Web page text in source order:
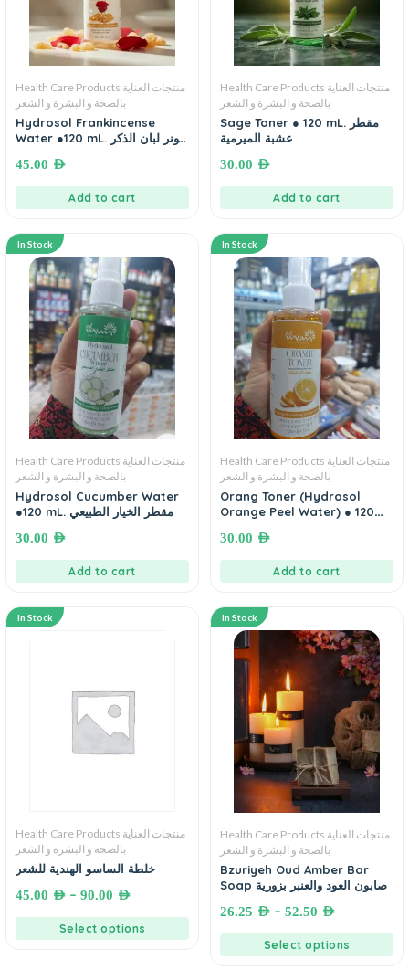
Health Care Products منتجات العناية
بالصحة و البشرة و الشعر
Hydrosol Frankincense
Water ●120 mL. تونر لبان الذكر
45.00 AED
Add to cart
Health Care Products منتجات العناية
بالصحة و البشرة و الشعر
Sage Toner ● 120 mL. مقطر
عشبة الميرمية
30.00 AED
Add to cart
In Stock
Health Care Products منتجات العناية
بالصحة و البشرة و الشعر
Hydrosol Cucumber Water
●120 mL. مقطر الخيار الطبيعي
30.00 AED
Add to cart
In Stock
Health Care Products منتجات العناية
بالصحة و البشرة و الشعر
Orang Toner (Hydrosol
Orange Peel Water) ● 120
30.00 AED
Add to cart
In Stock
Health Care Products منتجات العناية
بالصحة و البشرة و الشعر
خلطة الساسو الهندية للشعر
45.00 AED – 90.00 AED
Select options
In Stock
Health Care Products منتجات العناية
بالصحة و البشرة و الشعر
Bzuriyeh Oud Amber Bar
Soap صابون العود والعنبر بزورية
26.25 AED – 52.50 AED
Select options